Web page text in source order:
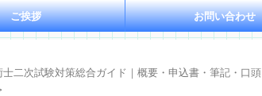
ご挨拶 お問い合わせ
士二次試験対策総合ガイド｜概要・申込書・筆記・口頭